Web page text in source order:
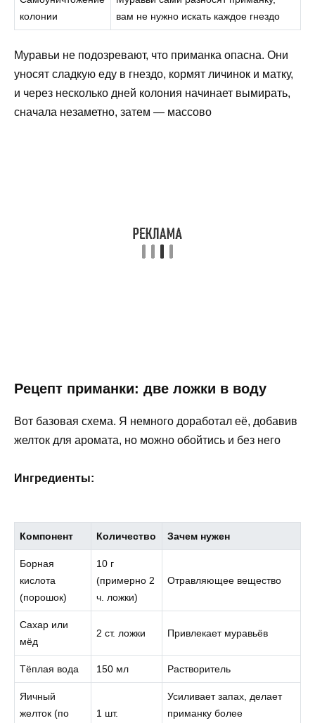
колонии
вам не нужно искать каждое гнездо
Муравьи не подозревают, что приманка опасна. Они
уносят сладкую еду в гнездо, кормят личинок и матку,
и через несколько дней колония начинает вымирать,
сначала незаметно, затем — массово
Рецепт приманки: две ложки в воду
Вот базовая схема. Я немного доработал её, добавив
желток для аромата, но можно обойтись и без него
Ингредиенты:
Компонент Количество Зачем нужен
Борная
кислота
(порошок)
10 г
(примерно 2
ч. ложки)
Отравляющее вещество
Сахар или
мёд
2 ст. ложки Привлекает муравьёв
Тёплая вода 150 мл Растворитель
Яичный
желток (по
1 шт.
Усиливает запах, делает
приманку более